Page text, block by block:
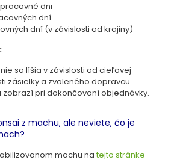
pracovné dni
dní
dní (v závislosti od krajiny)
sa líšia v závislosti od cieľovej
zásielky a zvoleného dopravcu.
zobrazí pri dokončovaní objednávky.
z machu, ale neviete, čo je
machu natejto stránke